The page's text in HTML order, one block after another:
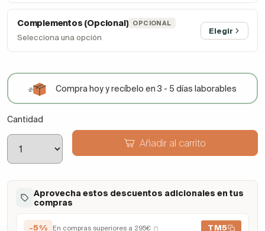
Complementos (Opcional) OPCIONAL
Selecciona una opción
Elegir
Compra hoy y recíbelo en 3 - 5 días laborables
Cantidad
Añadir al carrito
Aprovecha estos descuentos adicionales en tus
compras
-5% En compras superiores a 295€ (*) TM5